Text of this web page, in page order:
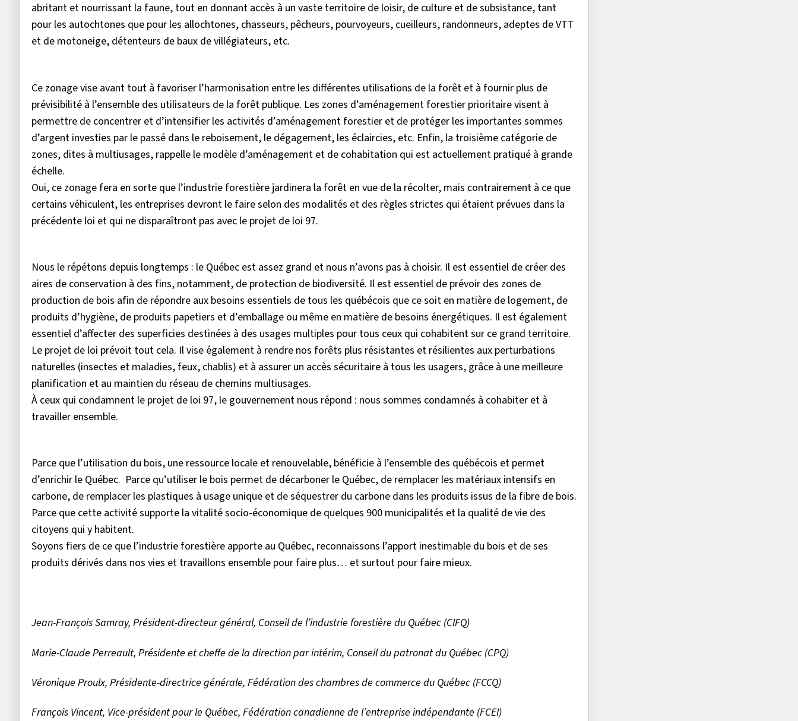
abritant et nourrissant la faune, tout en donnant accès à un vaste territoire de loisir, de culture et de subsistance, tant
pour les autochtones que pour les allochtones, chasseurs, pêcheurs, pourvoyeurs, cueilleurs, randonneurs, adeptes de VTT
et de motoneige, détenteurs de baux de villégiateurs, etc.
Ce zonage vise avant tout à favoriser l’harmonisation entre les différentes utilisations de la forêt et à fournir plus de
prévisibilité à l’ensemble des utilisateurs de la forêt publique. Les zones d’aménagement forestier prioritaire visent à
permettre de concentrer et d’intensifier les activités d’aménagement forestier et de protéger les importantes sommes
d’argent investies par le passé dans le reboisement, le dégagement, les éclaircies, etc. Enfin, la troisième catégorie de
zones, dites à multiusages, rappelle le modèle d’aménagement et de cohabitation qui est actuellement pratiqué à grande
échelle.
Oui, ce zonage fera en sorte que l’industrie forestière jardinera la forêt en vue de la récolter, mais contrairement à ce que
certains véhiculent, les entreprises devront le faire selon des modalités et des règles strictes qui étaient prévues dans la
précédente loi et qui ne disparaîtront pas avec le projet de loi 97.
Nous le répétons depuis longtemps : le Québec est assez grand et nous n’avons pas à choisir. Il est essentiel de créer des
aires de conservation à des fins, notamment, de protection de biodiversité. Il est essentiel de prévoir des zones de
production de bois afin de répondre aux besoins essentiels de tous les québécois que ce soit en matière de logement, de
produits d’hygiène, de produits papetiers et d’emballage ou même en matière de besoins énergétiques. Il est également
essentiel d’affecter des superficies destinées à des usages multiples pour tous ceux qui cohabitent sur ce grand territoire.
Le projet de loi prévoit tout cela. Il vise également à rendre nos forêts plus résistantes et résilientes aux perturbations
naturelles (insectes et maladies, feux, chablis) et à assurer un accès sécuritaire à tous les usagers, grâce à une meilleure
planification et au maintien du réseau de chemins multiusages.
À ceux qui condamnent le projet de loi 97, le gouvernement nous répond : nous sommes condamnés à cohabiter et à
travailler ensemble.
Parce que l’utilisation du bois, une ressource locale et renouvelable, bénéficie à l’ensemble des québécois et permet
d’enrichir le Québec. Parce qu’utiliser le bois permet de décarboner le Québec, de remplacer les matériaux intensifs en
carbone, de remplacer les plastiques à usage unique et de séquestrer du carbone dans les produits issus de la fibre de bois.
Parce que cette activité supporte la vitalité socio-économique de quelques 900 municipalités et la qualité de vie des
citoyens qui y habitent.
Soyons fiers de ce que l’industrie forestière apporte au Québec, reconnaissons l’apport inestimable du bois et de ses
produits dérivés dans nos vies et travaillons ensemble pour faire plus… et surtout pour faire mieux.
Jean-François Samray, Président-directeur général, Conseil de l’industrie forestière du Québec (CIFQ)
Marie-Claude Perreault, Présidente et cheffe de la direction par intérim, Conseil du patronat du Québec (CPQ)
Véronique Proulx, Présidente-directrice générale, Fédération des chambres de commerce du Québec (FCCQ)
François Vincent, Vice-président pour le Québec, Fédération canadienne de l’entreprise indépendante (FCEI)